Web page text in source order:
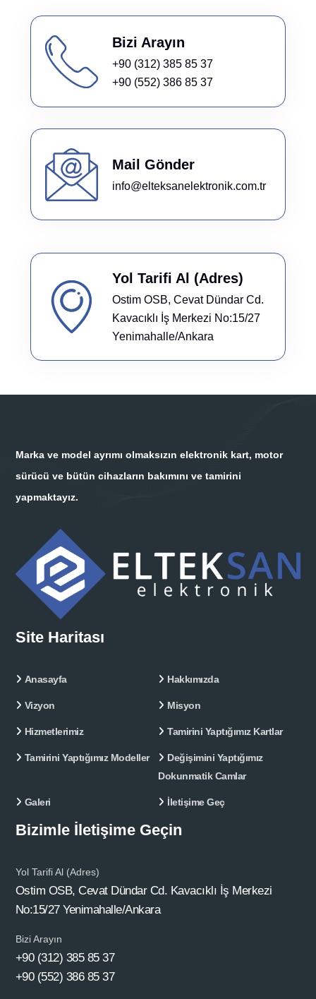
Bizi Arayın
+90 (312) 385 85 37
+90 (552) 386 85 37
Mail Gönder
info@elteksanelektronik.com.tr
Yol Tarifi Al (Adres)
Ostim OSB, Cevat Dündar Cd.
Kavacıklı İş Merkezi No:15/27
Yenimahalle/Ankara
Marka ve model ayrımı olmaksızın elektronik kart, motor
sürücü ve bütün cihazların bakımını ve tamirini
yapmaktayız.
Site Haritası
Anasayfa Hakkımızda
Vizyon Misyon
Hizmetlerimiz Tamirini Yaptığımız Kartlar
Tamirini Yaptığımız Modeller
Değişimini Yaptığımız
Dokunmatik Camlar
Galeri İletişime Geç
Bizimle İletişime Geçin
Yol Tarifi Al (Adres)
Ostim OSB, Cevat Dündar Cd. Kavacıklı İş Merkezi
No:15/27 Yenimahalle/Ankara
Bizi Arayın
+90 (312) 385 85 37
+90 (552) 386 85 37